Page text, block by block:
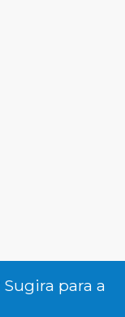
Sugira para a